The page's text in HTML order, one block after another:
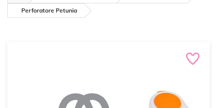
Perforatore Petunia